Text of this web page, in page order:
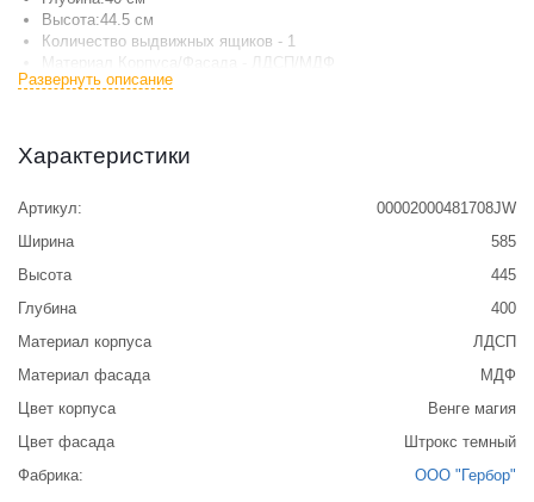
Высота:44.5 см
Количество выдвижных ящиков - 1
Материал Корпуса/Фасада - ЛДСП/МДФ
Стиль - Современный
Цвет - Венге магия/штрокс темный
Развернуть описание
Характеристики
Артикул:
00002000481708JW
Ширина
585
Высота
445
Глубина
400
Материал корпуса
ЛДСП
Материал фасада
МДФ
Цвет корпуса
Венге магия
Цвет фасада
Штрокс темный
Фабрика:
ООО "Гербор"